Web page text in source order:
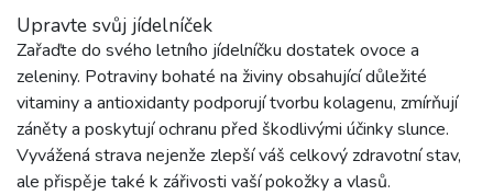
Upravte svůj jídelníček
Zařaďte do svého letního jídelníčku dostatek ovoce a
zeleniny. Potraviny bohaté na živiny obsahující důležité
vitaminy a antioxidanty podporují tvorbu kolagenu, zmírňují
záněty a poskytují ochranu před škodlivými účinky slunce.
Vyvážená strava nejenže zlepší váš celkový zdravotní stav,
ale přispěje také k zářivosti vaší pokožky a vlasů.